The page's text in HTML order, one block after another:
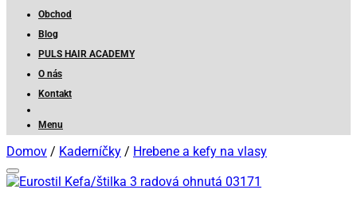
Obchod
Blog
PULS HAIR ACADEMY
O nás
Kontakt
Menu
Domov / Kaderníčky / Hrebene a kefy na vlasy